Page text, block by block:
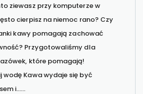
ziewasz przy komputerze w
cierpisz na niemoc rano? Czy
kawy pomagają zachować
Przygotowaliśmy dla
które pomagają!
wodę Kawa wydaje się być
i…...